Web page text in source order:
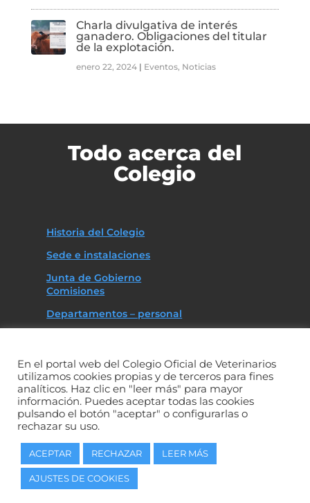
Charla divulgativa de interés
ganadero. Obligaciones del titular
de la explotación.
enero 22, 2024| Eventos, Noticias
Todo acerca del
Colegio
Historia del Colegio
Sede e instalaciones
Junta de Gobierno
Comisiones
Departamentos – personal
Memoria anual de actividades
Copyright 2021. Colegio oficial de Veterinarios de la Provincia de
Badajoz. Diseño Web porLanzadera Online
Política de Protección de Datos (PPD)
En el portal web del Colegio Oficial de Veterinarios
utilizamos cookies propias y de terceros para fines
analíticos. Haz clic en "leer más" para mayor
información. Puedes aceptar todas las cookies
pulsando el botón "aceptar" o configurarlas o
rechazar su uso.
ACEPTAR RECHAZAR LEER MÁS
AJUSTES DE COOKIES